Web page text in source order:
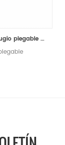
fácil instalar la casa plegable del envase, refugio plegable del envase, hogar plegable del envase